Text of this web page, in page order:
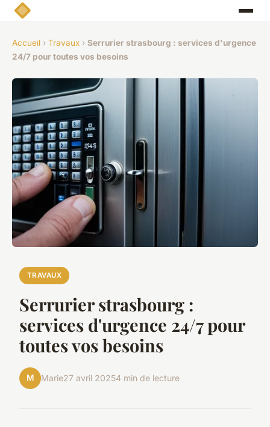
Accueil › Travaux › Serrurier strasbourg : services d'urgence
24/7 pour toutes vos besoins
TRAVAUX
Serrurier strasbourg :
services d'urgence 24/7 pour
toutes vos besoins
M Marie27 avril 20254 min de lecture